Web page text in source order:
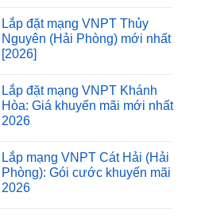
Lắp đặt mạng VNPT Thủy
Nguyên (Hải Phòng) mới nhất
[2026]
Lắp đặt mạng VNPT Khánh
Hòa: Giá khuyến mãi mới nhất
2026
Lắp mạng VNPT Cát Hải (Hải
Phòng): Gói cước khuyến mãi
2026